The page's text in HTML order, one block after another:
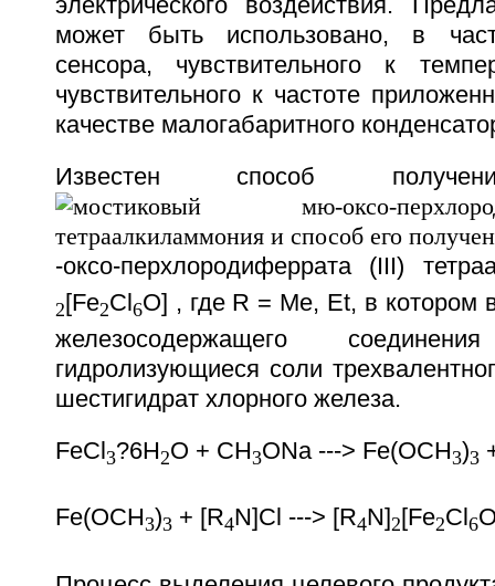
может быть использовано, в
сенсора, чувствительного к
чувствительного к частоте
качестве малогабаритного
Известен способ
-оксо-перхлородиферрата (III)
2 [Fe2Cl 6O] , где R = Me, Et, в котором
железосодержащего
гидролизующиеся соли
шестигидрат хлорного железа.
FeCl 3?6H2O + CH3ONa ---> Fe(OCH3)3
Fe(OCH 3)3 + [R4N]Cl ---> [R4N]2 [Fe2Cl 6